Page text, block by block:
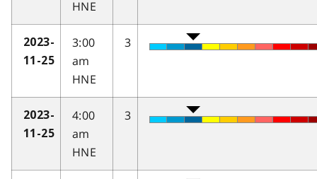
HNE
2023-
11-25
3:00
am
HNE
3
2023-
11-25
4:00
am
HNE
3